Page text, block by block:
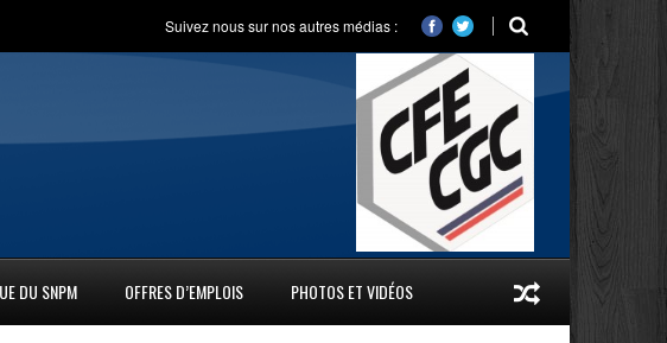
Suivez nous sur nos autres médias :
DU SNPM OFFRES D’EMPLOIS PHOTOS ET VIDÉOS